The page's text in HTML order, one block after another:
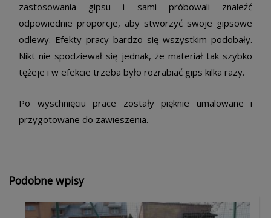
zastosowania gipsu i sami próbowali znaleźć
odpowiednie proporcje, aby stworzyć swoje gipsowe
odlewy. Efekty pracy bardzo się wszystkim podobały.
Nikt nie spodziewał się jednak, że materiał tak szybko
tężeje i w efekcie trzeba było rozrabiać gips kilka razy.
Po wyschnięciu prace zostały pięknie umalowane i
przygotowane do zawieszenia.
Podobne wpisy